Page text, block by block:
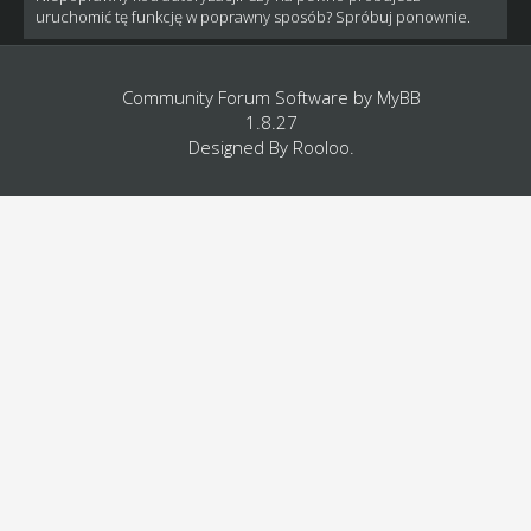
uruchomić tę funkcję w poprawny sposób? Spróbuj ponownie.
Community Forum Software by MyBB
1.8.27
Designed By Rooloo.